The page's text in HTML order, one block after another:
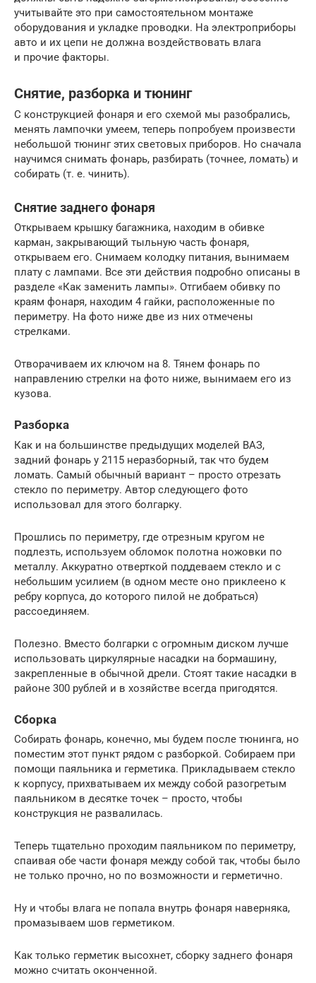
учитывайте это при самостоятельном монтаже
оборудования и укладке проводки. На электроприборы
авто и их цепи не должна воздействовать влага
и прочие факторы.
Снятие, разборка и тюнинг
С конструкцией фонаря и его схемой мы разобрались,
менять лампочки умеем, теперь попробуем произвести
небольшой тюнинг этих световых приборов. Но сначала
научимся снимать фонарь, разбирать (точнее, ломать) и
собирать (т. е. чинить).
Снятие заднего фонаря
Открываем крышку багажника, находим в обивке
карман, закрывающий тыльную часть фонаря,
открываем его. Снимаем колодку питания, вынимаем
плату с лампами. Все эти действия подробно описаны в
разделе «Как заменить лампы». Отгибаем обивку по
краям фонаря, находим 4 гайки, расположенные по
периметру. На фото ниже две из них отмечены
стрелками.
Отворачиваем их ключом на 8. Тянем фонарь по
направлению стрелки на фото ниже, вынимаем его из
кузова.
Разборка
Как и на большинстве предыдущих моделей ВАЗ,
задний фонарь у 2115 неразборный, так что будем
ломать. Самый обычный вариант – просто отрезать
стекло по периметру. Автор следующего фото
использовал для этого болгарку.
Прошлись по периметру, где отрезным кругом не
подлезть, используем обломок полотна ножовки по
металлу. Аккуратно отверткой поддеваем стекло и с
небольшим усилием (в одном месте оно приклеено к
ребру корпуса, до которого пилой не добраться)
рассоединяем.
Полезно. Вместо болгарки с огромным диском лучше
использовать циркулярные насадки на бормашину,
закрепленные в обычной дрели. Стоят такие насадки в
районе 300 рублей и в хозяйстве всегда пригодятся.
Сборка
Собирать фонарь, конечно, мы будем после тюнинга, но
поместим этот пункт рядом с разборкой. Собираем при
помощи паяльника и герметика. Прикладываем стекло
к корпусу, прихватываем их между собой разогретым
паяльником в десятке точек – просто, чтобы
конструкция не развалилась.
Теперь тщательно проходим паяльником по периметру,
спаивая обе части фонаря между собой так, чтобы было
не только прочно, но по возможности и герметично.
Ну и чтобы влага не попала внутрь фонаря наверняка,
промазываем шов герметиком.
Как только герметик высохнет, сборку заднего фонаря
можно считать оконченной.